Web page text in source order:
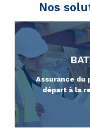
Nos
Assurance du
départ à la